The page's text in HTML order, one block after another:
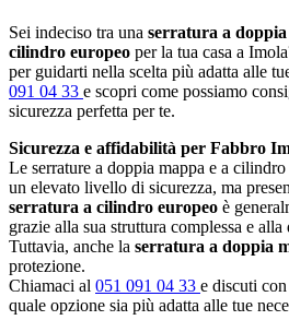
Sei indeciso tra una serratura a
cilindro europeo per la tua casa a
per guidarti nella scelta più adatta alle
091 04 33 e scopri come possiamo
sicurezza perfetta per te.
Sicurezza e affidabilità per Fabbro
Le serrature a doppia mappa e a
un elevato livello di sicurezza, ma
serratura a cilindro europeo è
grazie alla sua struttura complessa e
Tuttavia, anche la serratura a doppia
protezione.
Chiamaci al 051 091 04 33 e discuti
quale opzione sia più adatta alle tue